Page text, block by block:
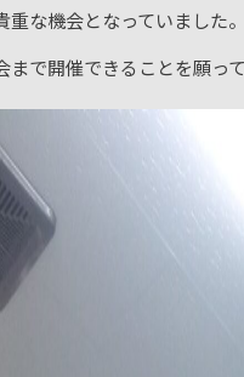
重な機会となっていました
まで開催できることを願って